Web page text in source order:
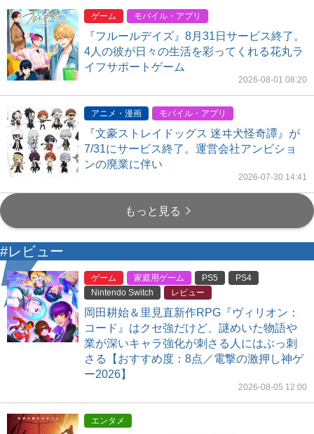
ゲーム モバイル・アプリ
『フルールデイズ』8月31日サービス終了。
4人の彼が日々の生活を彩ってくれる花丸ラ
イフサポートゲーム
2026-08-01 08:20
アニメ・漫画 モバイル・アプリ
『文豪ストレイドッグス 迷ヰ犬怪奇譚』が
7/31にサービス終了。運営会社アンビショ
ンの廃業に伴い
2026-07-30 14:41
もっと見る
#レビュー
ゲーム 家庭用ゲーム PS5
PS4
Nintendo Switch
レビュー
岡田耕始＆里見直新作RPG『ヴィリオン：
コード』はクセ強だけど、謎めいた物語や
業が深いキャラ強化が刺さる人にはぶっ刺
さる【おすすめ度：8点／電撃の激押し神ゲ
ー2026】
2026-08-05 12:00
エンタメ